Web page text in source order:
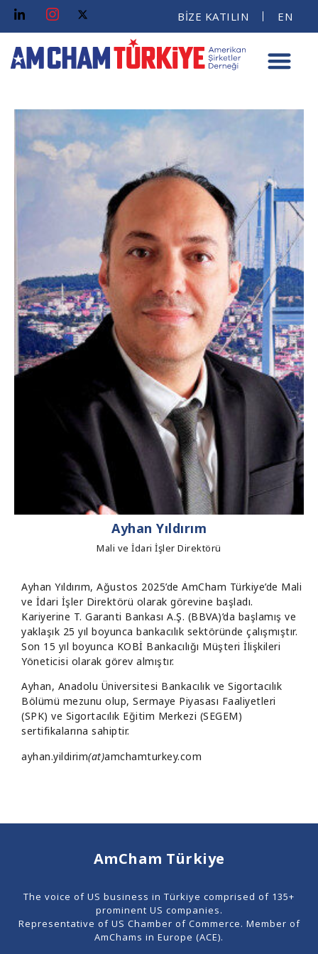
BİZE KATILIN EN
Ayhan Yıldırım
Mali ve İdari İşler Direktörü
Ayhan Yıldırım, Ağustos 2025’de AmCham Türkiye’de Mali
ve İdari İşler Direktörü olarak görevine başladı.
Kariyerine T. Garanti Bankası A.Ş. (BBVA)’da başlamış ve
yaklaşık 25 yıl boyunca bankacılık sektöründe çalışmıştır.
Son 15 yıl boyunca KOBİ Bankacılığı Müşteri İlişkileri
Yöneticisi olarak görev almıştır.
Ayhan, Anadolu Üniversitesi Bankacılık ve Sigortacılık
Bölümü mezunu olup, Sermaye Piyasası Faaliyetleri
(SPK) ve Sigortacılık Eğitim Merkezi (SEGEM)
sertifikalarına sahiptir.
ayhan.yildirim(at)amchamturkey.com
AmCham Türkiye
The voice of US business in Türkiye comprised of 135+
prominent US companies.
Representative of US Chamber of Commerce. Member of
AmChams in Europe (ACE).